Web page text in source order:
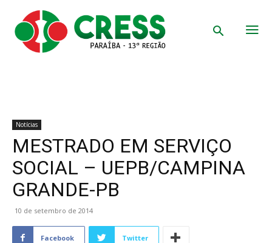
Notícias
MESTRADO EM SERVIÇO
SOCIAL – UEPB/CAMPINA
GRANDE-PB
10 de setembro de 2014
Facebook Twitter